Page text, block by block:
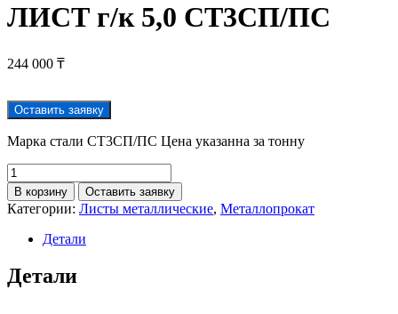
ЛИСТ г/к 5,0 СТ3СП/ПС
244 000 ₸
Оставить заявку
Марка стали СТ3СП/ПС Цена указанна за тонну
В корзину Оставить заявку
Категории: Листы металлические, Металлопрокат
Детали
Детали